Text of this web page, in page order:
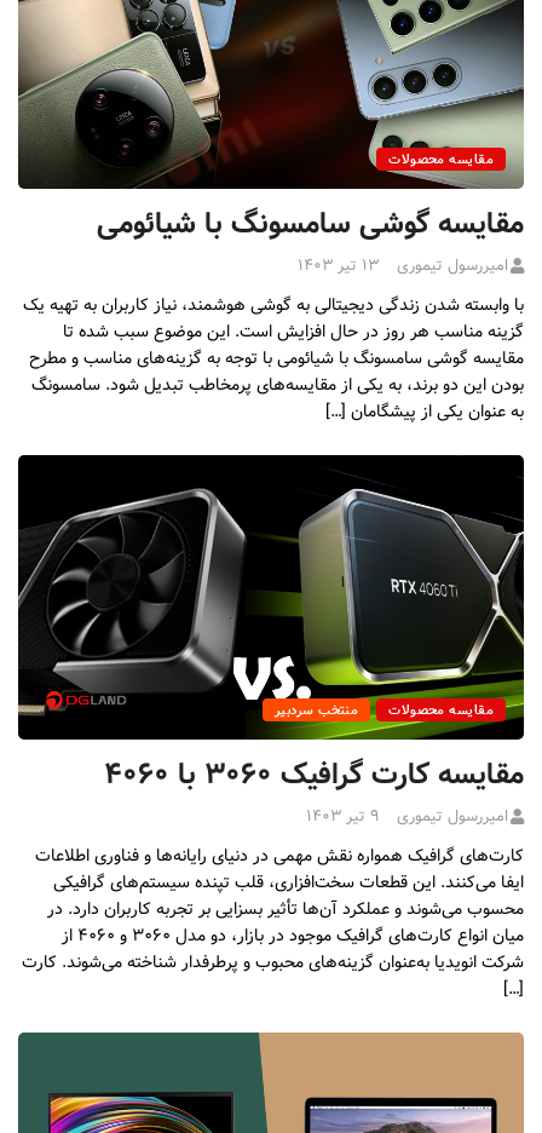
مقایسه محصولات
مقایسه گوشی سامسونگ با شیائومی
امیررسول تیموری ۱۳ تیر ۱۴۰۳
با وابسته شدن زندگی دیجیتالی به گوشی هوشمند، نیاز کاربران به تهیه یک
گزینه مناسب هر روز در حال افزایش است. این موضوع سبب شده تا
مقایسه گوشی سامسونگ با شیائومی با توجه به گزینه‌های مناسب و مطرح
بودن این دو برند، به یکی از مقایسه‌های پرمخاطب تبدیل شود. سامسونگ
به عنوان یکی از پیشگامان […]
مقایسه محصولات منتخب سردبیر
مقایسه کارت گرافیک ۳۰۶۰ با ۴۰۶۰
امیررسول تیموری ۹ تیر ۱۴۰۳
کارت‌های گرافیک همواره نقش مهمی در دنیای رایانه‌ها و فناوری اطلاعات
ایفا می‌کنند. این قطعات سخت‌افزاری، قلب تپنده سیستم‌های گرافیکی
محسوب می‌شوند و عملکرد آن‌ها تأثیر بسزایی بر تجربه کاربران دارد. در
میان انواع کارت‌های گرافیک موجود در بازار، دو مدل ۳۰۶۰ و ۴۰۶۰ از
شرکت انویدیا به‌عنوان گزینه‌های محبوب و پرطرفدار شناخته می‌شوند. کارت
[…]